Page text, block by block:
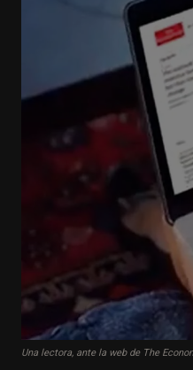
Una lectora, ante la web de The